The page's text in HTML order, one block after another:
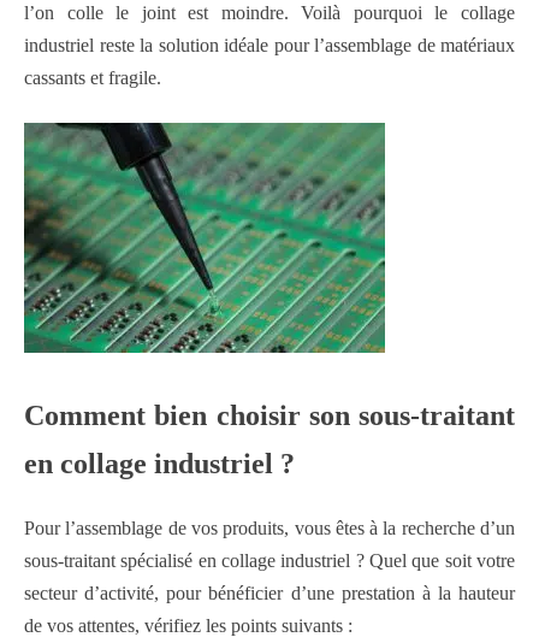
l’on colle le joint est moindre. Voilà pourquoi le collage
industriel reste la solution idéale pour l’assemblage de matériaux
cassants et fragile.
Comment bien choisir son sous-traitant
en collage industriel ?
Pour l’assemblage de vos produits, vous êtes à la recherche d’un
sous-traitant spécialisé en collage industriel ? Quel que soit votre
secteur d’activité, pour bénéficier d’une prestation à la hauteur
de vos attentes, vérifiez les points suivants :